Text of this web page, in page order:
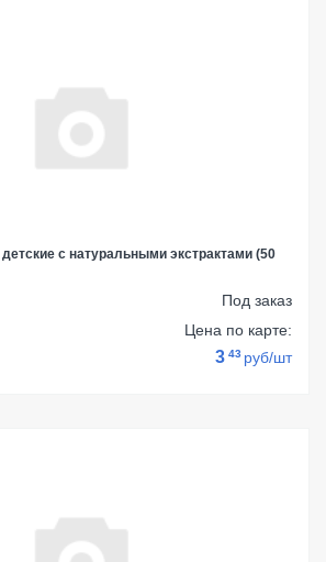
с натуральными экстрактами (50
Под заказ
Цена по карте:
3 43 руб/шт